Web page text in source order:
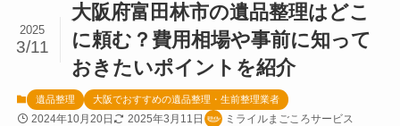
大阪府富田林市の遺品整理はどこ
に頼む？費用相場や事前に知って
おきたいポイントを紹介
2025
3/11
遺品整理 大阪でおすすめの遺品整理・生前整理業者
2024年10月20日 2025年3月11日 ミライルまごころサービス